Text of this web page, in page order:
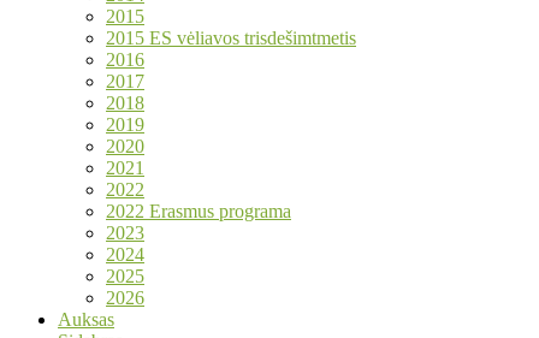
2015
2015 ES vėliavos trisdešimtmetis
2016
2017
2018
2019
2020
2021
2022
2022 Erasmus programa
2023
2024
2025
2026
Auksas